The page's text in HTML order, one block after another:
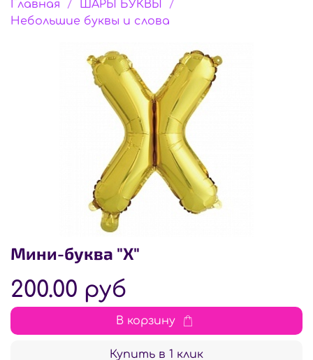
Главная
ШАРЫ БУКВЫ
Небольшие буквы и слова
Мини-буква "Х"
200.00 руб
В корзину
Купить в 1 клик